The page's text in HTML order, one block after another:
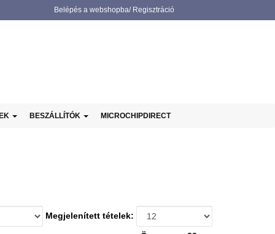
Belépés a webshopba/ Regisztráció
BESZÁLLÍTÓK MICROCHIPDIRECT
Megjelenített tételek: